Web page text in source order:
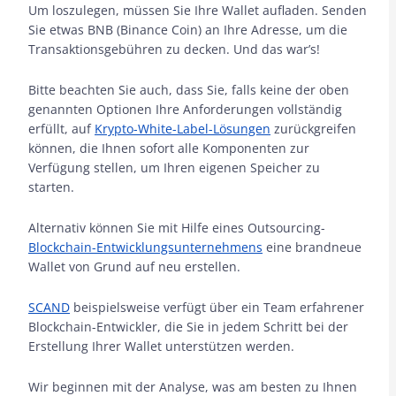
Um loszulegen, müssen Sie Ihre Wallet aufladen. Senden
Sie etwas BNB (Binance Coin) an Ihre Adresse, um die
Transaktionsgebühren zu decken. Und das war’s!
Bitte beachten Sie auch, dass Sie, falls keine der oben
genannten Optionen Ihre Anforderungen vollständig
erfüllt, auf Krypto-White-Label-Lösungen zurückgreifen
können, die Ihnen sofort alle Komponenten zur
Verfügung stellen, um Ihren eigenen Speicher zu
starten.
Alternativ können Sie mit Hilfe eines Outsourcing-
Blockchain-Entwicklungsunternehmens eine brandneue
Wallet von Grund auf neu erstellen.
SCAND beispielsweise verfügt über ein Team erfahrener
Blockchain-Entwickler, die Sie in jedem Schritt bei der
Erstellung Ihrer Wallet unterstützen werden.
Wir beginnen mit der Analyse, was am besten zu Ihnen